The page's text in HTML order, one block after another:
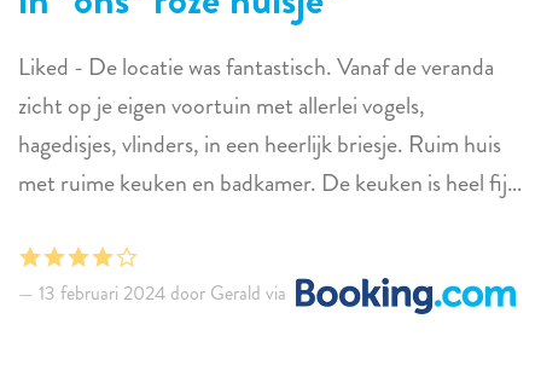
Liked - De locatie was fantastisch. Vanaf de veranda
zicht op je eigen voortuin met allerlei vogels,
hagedisjes, vlinders, in een heerlijk briesje. Ruim huis
met ruime keuken en badkamer. De keuken is heel fijn
super dichtbij het surfstrand van Sorobone. Naar
Kralendijk is het even een stukje rijden maar wel altijd
13 februari 2024 door Gerald via